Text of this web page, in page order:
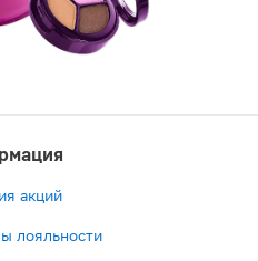
акций
лояльности